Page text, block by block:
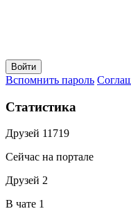
Вспомнить пароль
Статистика
Друзей 11719
Сейчас на портале
Друзей 2
В чате 1